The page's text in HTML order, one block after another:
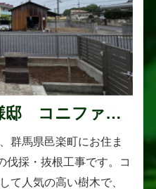
邸 コニファー
群馬県邑楽町にお住ま
伐採・抜根工事です。コ
て人気の高い樹木で、